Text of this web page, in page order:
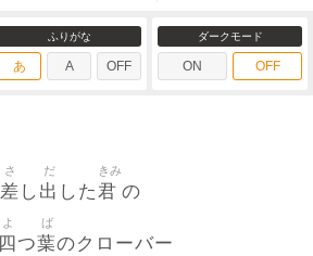
ふりがな
あ A OFF
ダークモード
ON OFF
差
さ
し 出
だ
した君
きみ
の
四
よ
つ葉
ば
のクローバー